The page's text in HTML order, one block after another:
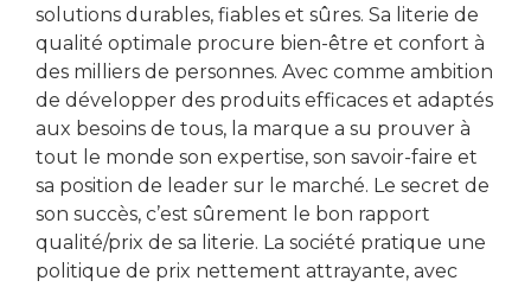
solutions durables, fiables et sûres. Sa literie de
qualité optimale procure bien-être et confort à
des milliers de personnes. Avec comme ambition
de développer des produits efficaces et adaptés
aux besoins de tous, la marque a su prouver à
tout le monde son expertise, son savoir-faire et
sa position de leader sur le marché. Le secret de
son succès, c’est sûrement le bon rapport
qualité/prix de sa literie. La société pratique une
politique de prix nettement attrayante, avec